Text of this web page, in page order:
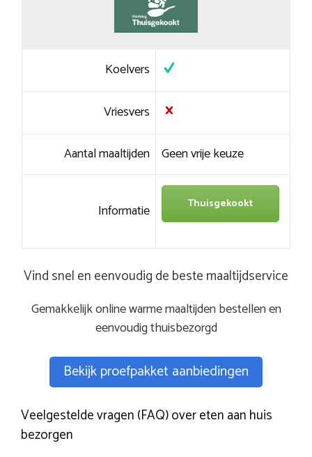
Koelvers
Vriesvers
Aantal maaltijden Geen vrije keuze
Informatie Thuisgekookt
Vind snel en eenvoudig de beste maaltijdservice
Gemakkelijk online warme maaltijden bestellen en
eenvoudig thuisbezorgd
Bekijk proefpakket aanbiedingen
Veelgestelde vragen (FAQ) over eten aan huis
bezorgen